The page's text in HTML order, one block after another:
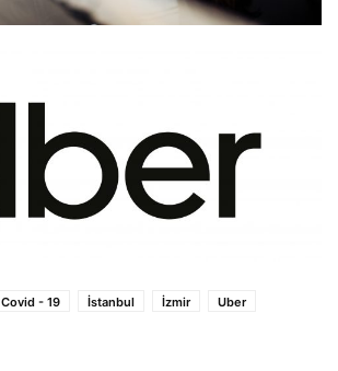
Covid - 19 İstanbul İzmir
Uber